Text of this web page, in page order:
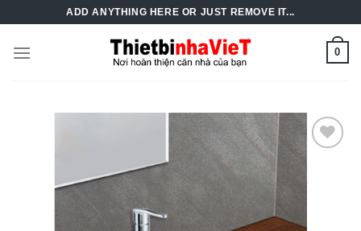
content
ADD ANYTHING HERE OR JUST REMOVE IT...
0